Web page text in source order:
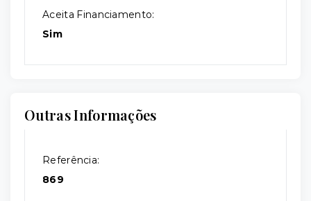
Aceita Financiamento:
Sim
Outras Informações
Referência:
869